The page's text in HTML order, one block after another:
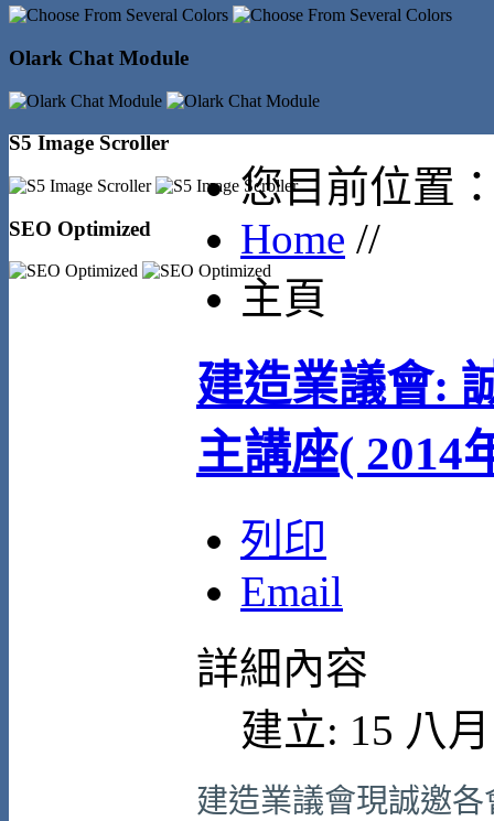
Olark Chat Module
S5 Image Scroller
SEO Optimized
您目前位置
Home //
主頁
建造業議會:
主講座( 2014
列印
Email
詳細內容
建立: 15 八
建造業議會現誠邀